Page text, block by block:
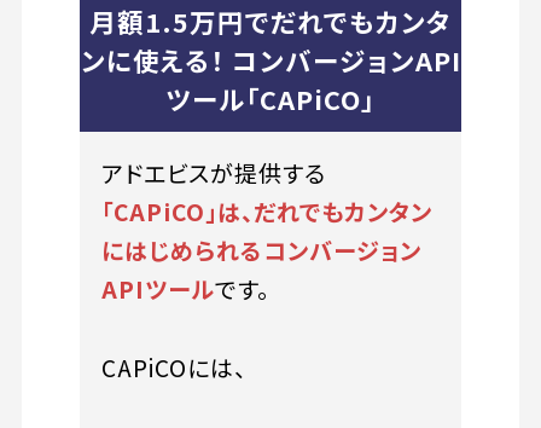
月額1.5万円でだれでもカンタ
ンに使える！ コンバージョンAPI
ツール「CAPiCO」
アドエビスが提供する
「CAPiCO」は、だれでもカンタン
にはじめられるコンバージョン
APIツールです。
CAPiCOには、